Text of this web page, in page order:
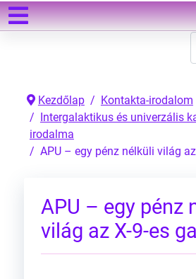
Kezdőlap
Kontakta-irodalom
Intergalaktikus és univerzális
irodalma
APU – egy pénz nélküli világ
APU – egy pénz
világ az X-9-es